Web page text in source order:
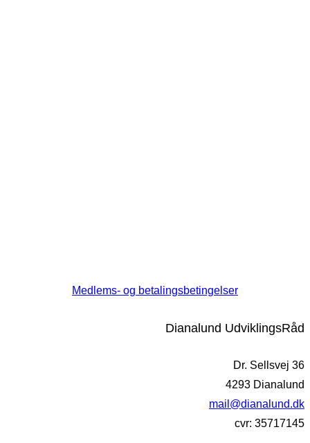
Medlems- og betalingsbetingelser
Dianalund UdviklingsRåd
Dr. Sellsvej 36
4293 Dianalund
mail@dianalund.dk
cvr: 35717145